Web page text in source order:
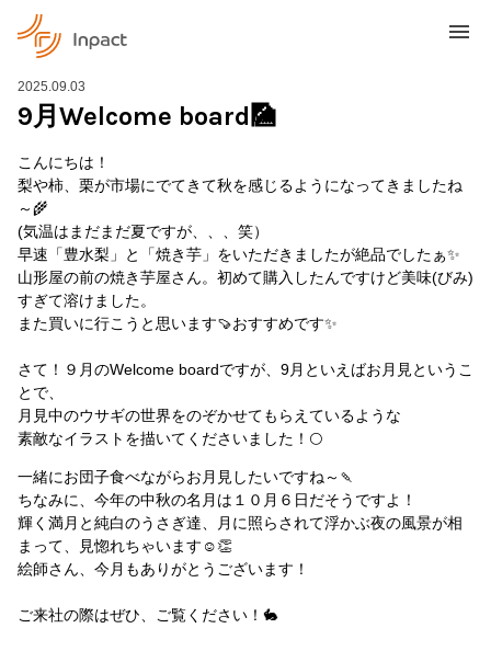
2025.09.03
9月Welcome board🎑
こんにちは！
梨や柿、栗が市場にでてきて秋を感じるようになってきましたね
～🌾
(気温はまだまだ夏ですが、、、笑）
早速「豊水梨」と「焼き芋」をいただきましたが絶品でしたぁ✨
山形屋の前の焼き芋屋さん。初めて購入したんですけど美味(びみ)
すぎて溶けました。
また買いに行こうと思います🍠おすすめです✨
さて！９月のWelcome boardですが、9月といえばお月見というこ
とで、
月見中のウサギの世界をのぞかせてもらえているような
素敵なイラストを描いてくださいました！🌕
一緒にお団子食べながらお月見したいですね～🍡
ちなみに、今年の中秋の名月は１０月６日だそうですよ！
輝く満月と純白のうさぎ達、月に照らされて浮かぶ夜の風景が相
まって、見惚れちゃいます☺️👏
絵師さん、今月もありがとうございます！
ご来社の際はぜひ、ご覧ください！🐇